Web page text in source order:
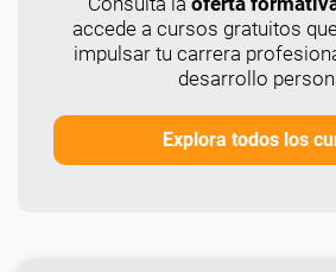
accede a cursos gratuitos
impulsar tu carrera
desarrollo
Explora todos los